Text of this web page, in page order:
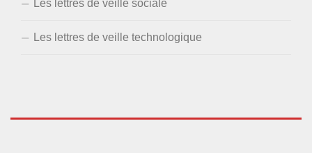
Les lettres de veille sociale
Les lettres de veille technologique